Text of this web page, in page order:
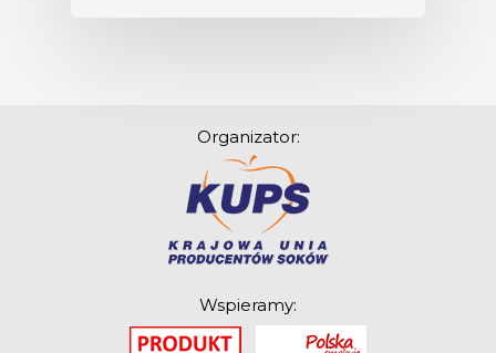
Organizator:
Wspieramy: